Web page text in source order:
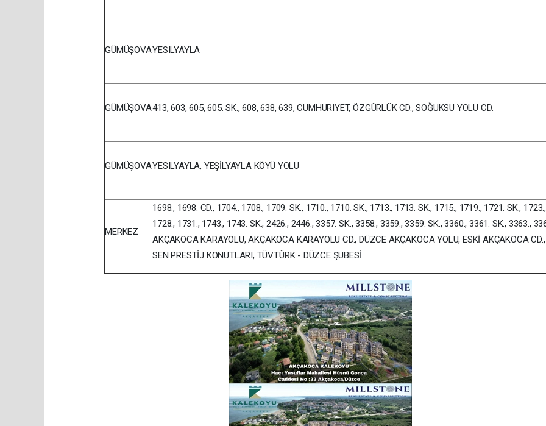
GÜMÜŞOVAYESILYAYLA
GÜMÜŞOVA413, 603, 605, 605. SK., 608, 638, 639, CUMHURIYET, ÖZGÜRLÜK CD., SOĞUKSU YOLU CD.
GÜMÜŞOVAYESILYAYLA, YEŞİLYAYLA KÖYÜ YOLU
MERKEZ
1698., 1698. CD., 1704., 1708., 1709. SK., 1710., 1710. SK., 1713., 1713. SK., 1715., 1719., 1721. SK.,
1728., 1731., 1743., 1743. SK., 2426., 2446., 3357. SK., 3358., 3359., 3359. SK., 3360., 3361. SK., 3363.,
AKÇAKOCA KARAYOLU, AKÇAKOCA KARAYOLU CD., DÜZCE AKÇAKOCA YOLU, ESKİ AKÇAKOCA
SEN PRESTİJ KONUTLARI, TÜVTÜRK - DÜZCE ŞUBESİ